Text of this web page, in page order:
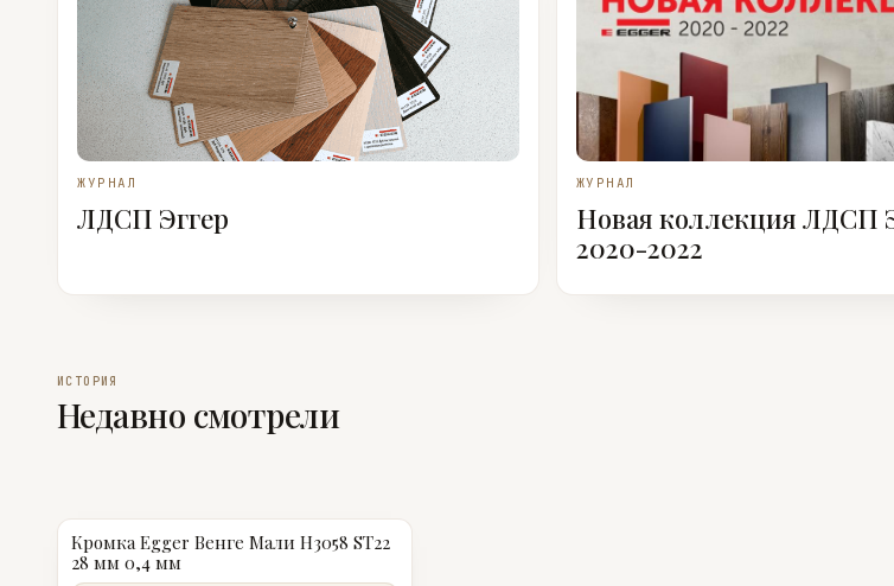
ЖУРНАЛ
ЛДСП Эггер
ЖУРНАЛ
Новая коллекция ЛДСП
2020-2022
ИСТОРИЯ
Недавно смотрели
Кромка Egger Венге Мали Н3058 ST22
28 мм 0,4 мм